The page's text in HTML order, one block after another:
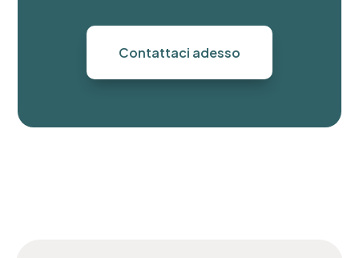
Contattaci adesso